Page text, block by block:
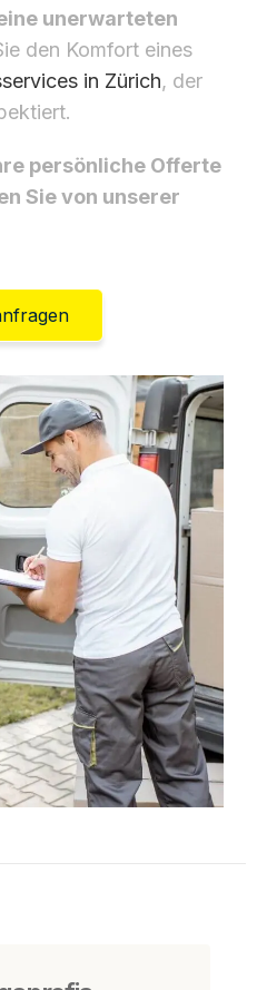
unerwarteten
den Komfort eines
in Zürich, der
persönliche Offerte
Sie von unserer